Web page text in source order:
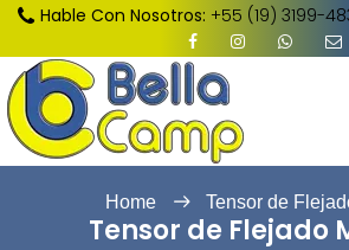
Hable Con Nosotros: +55 (19) 3199-
Home Tensor de
Tensor de Flejado